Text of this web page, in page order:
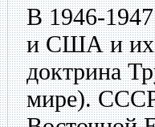
В 1946-
и США и их
доктрина
мире).